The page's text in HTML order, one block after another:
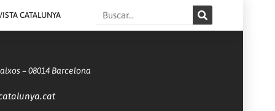
CATALUNYA Search
– 08014 Barcelona